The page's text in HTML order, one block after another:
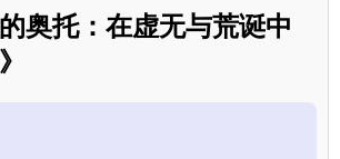
的奥托：在虚无与荒诞中